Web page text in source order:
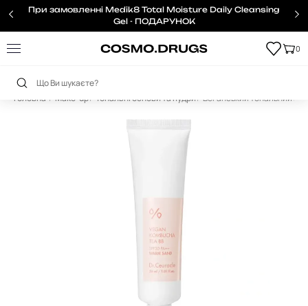
При замовленні Medik8 Total Moisture Daily Cleansing
Gel - ПОДАРУНОК
0
Головна Make-up Тональні основи та пудри Веганський тональний ВВ-